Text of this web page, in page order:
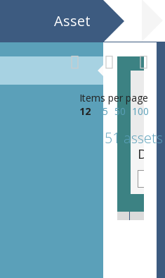
Asset
Items per page
12
25 50 100
51 assets